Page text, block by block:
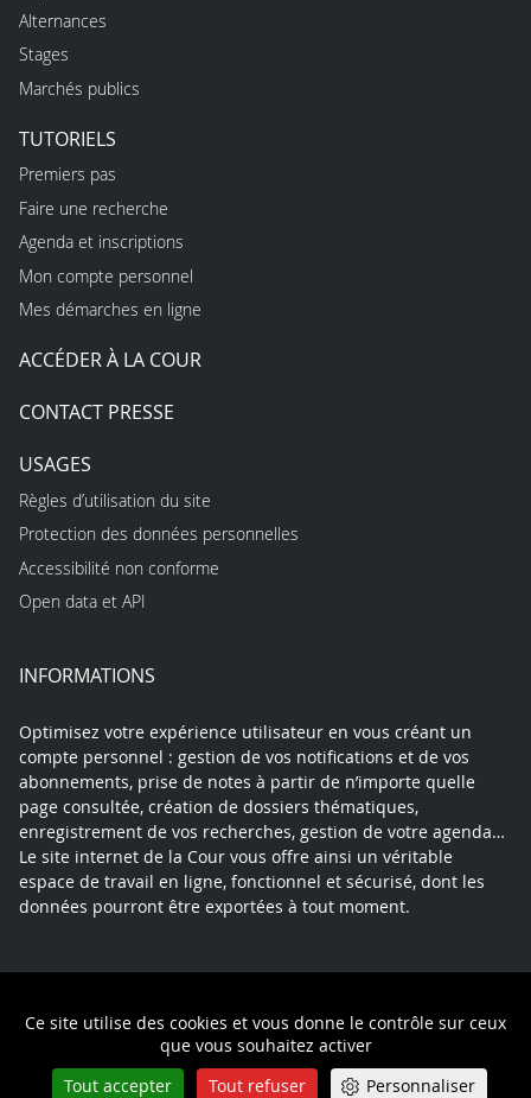
Ce site utilise des cookies et vous donne le contrôle sur ceux
que vous souhaitez activer
Tout accepter
Tout refuser Personnaliser
Alternances
Stages
Marchés publics
TUTORIELS
Premiers pas
Faire une recherche
Agenda et inscriptions
Mon compte personnel
Mes démarches en ligne
ACCÉDER À LA COUR
CONTACT PRESSE
USAGES
Règles d’utilisation du site
Protection des données personnelles
Accessibilité non conforme
Open data et API
INFORMATIONS
Optimisez votre expérience utilisateur en vous créant un
compte personnel : gestion de vos notifications et de vos
abonnements, prise de notes à partir de n’importe quelle
page consultée, création de dossiers thématiques,
enregistrement de vos recherches, gestion de votre agenda…
Le site internet de la Cour vous offre ainsi un véritable
espace de travail en ligne, fonctionnel et sécurisé, dont les
données pourront être exportées à tout moment.
Politique de confidentialité